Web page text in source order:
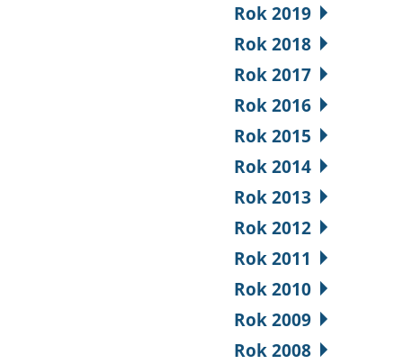
Rok 2019
Rok 2018
Rok 2017
Rok 2016
Rok 2015
Rok 2014
Rok 2013
Rok 2012
Rok 2011
Rok 2010
Rok 2009
Rok 2008